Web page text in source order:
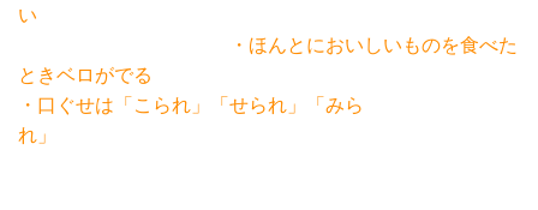
い
・ほんとにおいしいものを食べた
ときベロがでる
・口ぐせは「こられ」「せられ」「みら
れ」